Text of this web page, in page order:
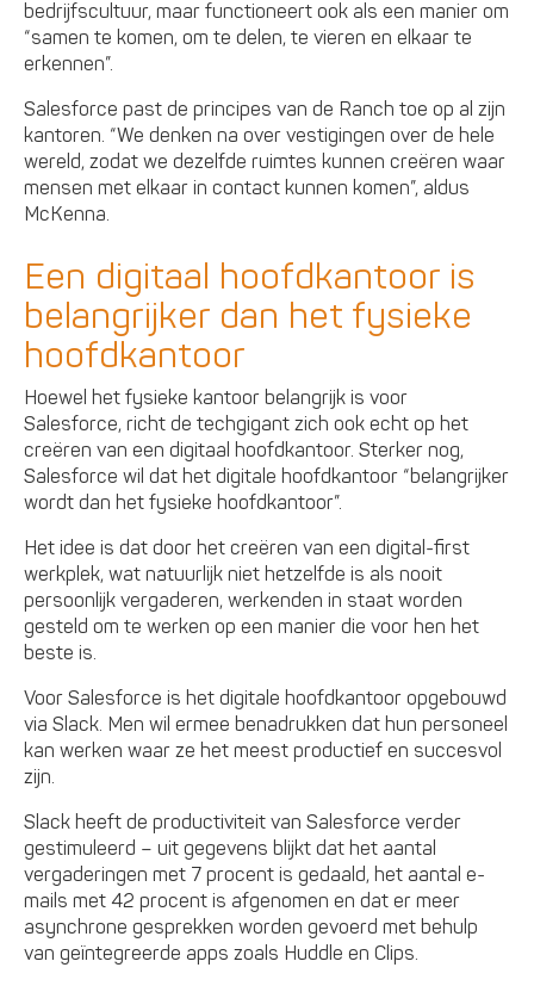
bedrijfscultuur, maar functioneert ook als een manier om
“samen te komen, om te delen, te vieren en elkaar te
erkennen”.
Salesforce past de principes van de Ranch toe op al zijn
kantoren. “We denken na over vestigingen over de hele
wereld, zodat we dezelfde ruimtes kunnen creëren waar
mensen met elkaar in contact kunnen komen”, aldus
McKenna.
Een digitaal hoofdkantoor is
belangrijker dan het fysieke
hoofdkantoor
Hoewel het fysieke kantoor belangrijk is voor
Salesforce, richt de techgigant zich ook echt op het
creëren van een digitaal hoofdkantoor. Sterker nog,
Salesforce wil dat het digitale hoofdkantoor “belangrijker
wordt dan het fysieke hoofdkantoor”.
Het idee is dat door het creëren van een digital-first
werkplek, wat natuurlijk niet hetzelfde is als nooit
persoonlijk vergaderen, werkenden in staat worden
gesteld om te werken op een manier die voor hen het
beste is.
Voor Salesforce is het digitale hoofdkantoor opgebouwd
via Slack. Men wil ermee benadrukken dat hun personeel
kan werken waar ze het meest productief en succesvol
zijn.
Slack heeft de productiviteit van Salesforce verder
gestimuleerd – uit gegevens blijkt dat het aantal
vergaderingen met 7 procent is gedaald, het aantal e-
mails met 42 procent is afgenomen en dat er meer
asynchrone gesprekken worden gevoerd met behulp
van geïntegreerde apps zoals Huddle en Clips.